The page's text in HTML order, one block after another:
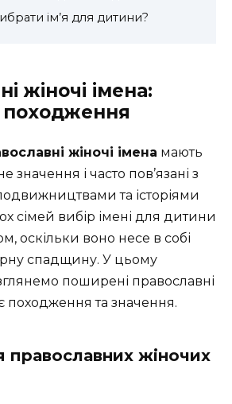
ім’я для дитини?
жіночі імена:
походження
жіночі імена мають
значення і часто пов’язані з
та історіями
сімей вибір імені для дитини
оскільки воно несе в собі
спадщину. У цьому
поширені православні
походження та значення.
жіночих